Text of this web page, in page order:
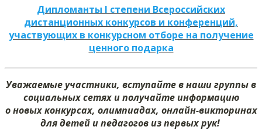
Дипломанты I степени Всероссийских
дистанционных конкурсов и конференций,
участвующих в конкурсном отборе на получение
ценного подарка
Уважаемые участники, вступайте в наши группы в
социальных сетях и получайте информацию
о новых конкурсах, олимпиадах, онлайн-викторинах
для детей и педагогов из первых рук!